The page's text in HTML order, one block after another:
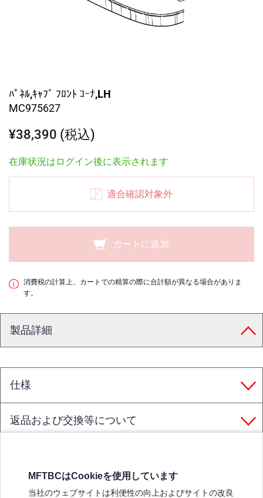
ﾊﾟﾈﾙ,ｷｬﾌﾞ ﾌﾛﾝﾄ ｺｰﾅ,LH
MC975627
¥38,390 (税込)
在庫状況はログイン後に表示されます
適合確認対象外
カートに追加
消費税の計算上、カートでの精算の際に合計額が異なる場合がありま
す。
製品詳細
仕様
返品および交換等について
MFTBCはCookieを使用しています
当社のウェブサイトは利便性の向上およびサイトの改良